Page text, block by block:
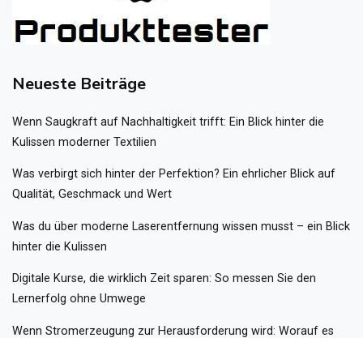
Neueste Beiträge
Wenn Saugkraft auf Nachhaltigkeit trifft: Ein Blick hinter die
Kulissen moderner Textilien
Was verbirgt sich hinter der Perfektion? Ein ehrlicher Blick auf
Qualität, Geschmack und Wert
Was du über moderne Laserentfernung wissen musst – ein Blick
hinter die Kulissen
Digitale Kurse, die wirklich Zeit sparen: So messen Sie den
Lernerfolg ohne Umwege
Wenn Stromerzeugung zur Herausforderung wird: Worauf es